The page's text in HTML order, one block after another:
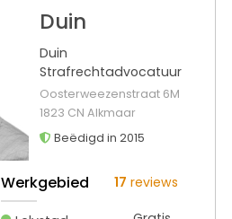
Duin
Duin
Strafrechtadvocatuur
Oosterweezenstraat 6M
1823 CN Alkmaar
Beëdigd in 2015
Werkgebied 17 reviews